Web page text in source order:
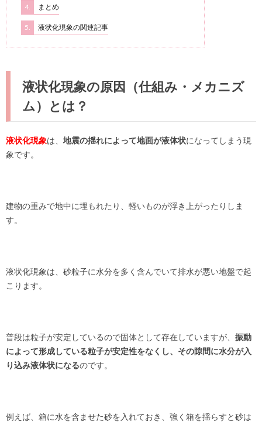
4. まとめ
5. 液状化現象の関連記事
液状化現象の原因（仕組み・メカニズ
ム）とは？
液状化現象は、 地震の揺れによって地面が液体状になってしまう現
象です。
建物の重みで地中に埋もれたり、軽いものが浮き上がったりしま
す。
液状化現象は、砂粒子に水分を多く含んでいて排水が悪い地盤で起
こります。
普段は粒子が安定しているので固体として存在していますが、 振動
によって形成している粒子が安定性をなくし、その隙間に水分が入
り込み液体状になるのです。
例えば、箱に水を含ませた砂を入れておき、強く箱を揺らすと砂は